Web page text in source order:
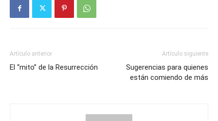
Artículo anterior
El “mito” de la Resurrección
Artículo siguiente
Sugerencias para quienes
están comiendo de más